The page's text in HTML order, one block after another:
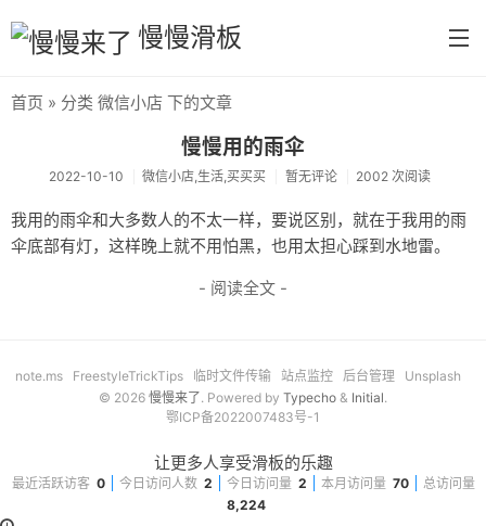
慢慢滑板
分类
默认分类
生活
慢慢读书
摄影
每日分享
首义学院
音乐
首页 » 分类 微信小店 下的文章
慢慢用的雨伞
2022-10-10 微信小店,生活,买买买 暂无评论 2002 次阅读
我用的雨伞和大多数人的不太一样，要说区别，就在于我用的雨
伞底部有灯，这样晚上就不用怕黑，也用太担心踩到水地雷。
- 阅读全文 -
note.ms FreestyleTrickTips 临时文件传输 站点监控 后台管理
Unsplash
© 2026 慢慢来了. Powered by Typecho & Initial.
鄂ICP备2022007483号-1
让更多人享受滑板的乐趣
最近活跃访客 0 今日访问人数 2 今日访问量 2 本月访问量 70
总访问量
8,224